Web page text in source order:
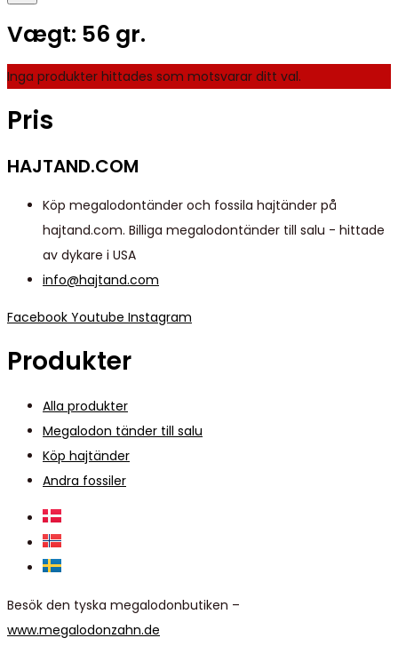
Vægt: 56 gr.
Inga produkter hittades som motsvarar ditt val.
Pris
HAJTAND.COM
Köp megalodontänder och fossila hajtänder på
hajtand.com. Billiga megalodontänder till salu - hittade
av dykare i USA
info@hajtand.com
Facebook Youtube Instagram
Produkter
Alla produkter
Megalodon tänder till salu
Köp hajtänder
Andra fossiler
Besök den tyska megalodonbutiken –
www.megalodonzahn.de